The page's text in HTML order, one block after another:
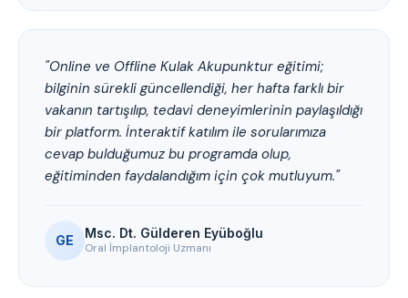
"Online ve Offline Kulak Akupunktur eğitimi;
bilginin sürekli güncellendiği, her hafta farklı bir
vakanın tartışılıp, tedavi deneyimlerinin paylaşıldığı
bir platform. İnteraktif katılım ile sorularımıza
cevap bulduğumuz bu programda olup,
eğitiminden faydalandığım için çok mutluyum."
GE Msc. Dt. Gülderen Eyüboğlu
Oral İmplantoloji Uzmanı